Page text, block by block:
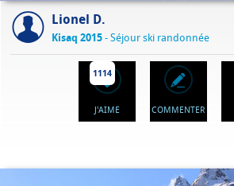
Lionel D.
Kisaq 2015- Séjour ski randonnée
1114
J'AIME COMMENTER